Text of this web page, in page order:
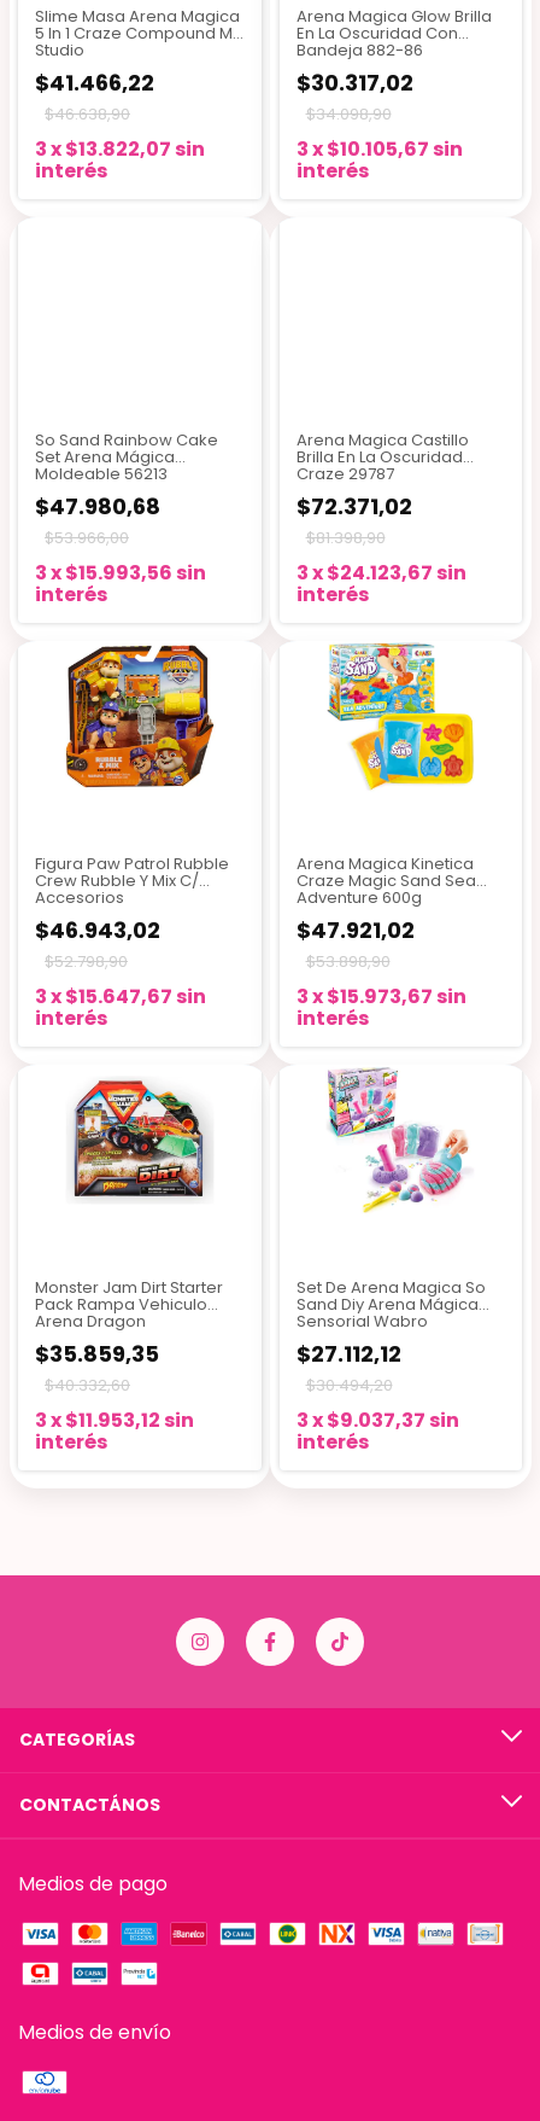
Slime Masa Arena Magica
5 In 1 Craze Compound Mix
Studio
$41.466,22
$46.638,90
3x$13.822,07 sin
interés
Arena Magica Glow Brilla
En La Oscuridad Con
Bandeja 882-86
$30.317,02
$34.098,90
3x$10.105,67 sin
interés
So Sand Rainbow Cake
Set Arena Mágica
Moldeable 56213
$47.980,68
$53.966,00
3x$15.993,56 sin
interés
Arena Magica Castillo
Brilla En La Oscuridad
Craze 29787
$72.371,02
$81.398,90
3x$24.123,67 sin
interés
Figura Paw Patrol Rubble
Crew Rubble Y Mix C/
Accesorios
$46.943,02
$52.798,90
3x$15.647,67 sin
interés
Arena Magica Kinetica
Craze Magic Sand Sea
Adventure 600g
$47.921,02
$53.898,90
3x$15.973,67 sin
interés
Monster Jam Dirt Starter
Pack Rampa Vehiculo
Arena Dragon
$35.859,35
$40.332,60
3x$11.953,12 sin
interés
Set De Arena Magica So
Sand Diy Arena Mágica
Sensorial Wabro
$27.112,12
$30.494,20
3x$9.037,37 sin
interés
CATEGORÍAS
CONTACTÁNOS
Medios de pago
Medios de envío